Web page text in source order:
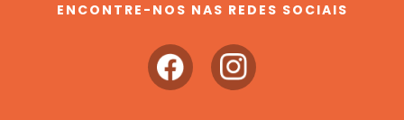
ENCONTRE-NOS NAS REDES SOCIAIS